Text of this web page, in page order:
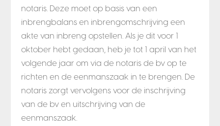
notaris. Deze moet op basis van een
inbrengbalans en inbrengomschrijving een
akte van inbreng opstellen. Als je dit voor 1
oktober hebt gedaan, heb je tot 1 april van het
volgende jaar om via de notaris de bv op te
richten en de eenmanszaak in te brengen. De
notaris zorgt vervolgens voor de inschrijving
van de bv en uitschrijving van de
eenmanszaak.